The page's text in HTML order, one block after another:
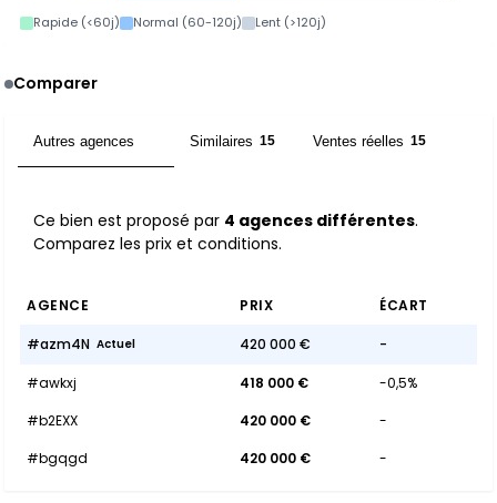
Rapide (<60j) Normal (60-120j) Lent (>120j)
Comparer
Autres agences Similaires 15 Ventes réelles 15
Ce bien est proposé par 4 agences différentes.
Comparez les prix et conditions.
AGENCE PRIX ÉCART
#azm4N Actuel 420 000 € -
#awkxj 418 000 €
-0,5%
#b2EXX
420 000 €
-
#bgqgd
420 000 € -